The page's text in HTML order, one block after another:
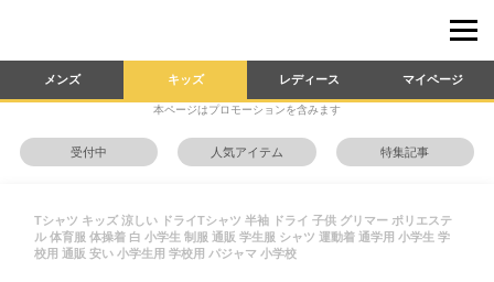
メンズ キッズ レディース マイページ
本ページはプロモーションを含みます
受付中 人気アイテム 特集記事
Tシャツ キッズ 涼しい ドライTシャツ 半袖 ドライ 子供 グリマー ポリエステ
ル 体育服 体操着 白 小学生 制服 通販 学生服 シャツ 運動着 通学用 小学生 学
校用 通販 安い 小学生用 学校用 パジャマ 小学校